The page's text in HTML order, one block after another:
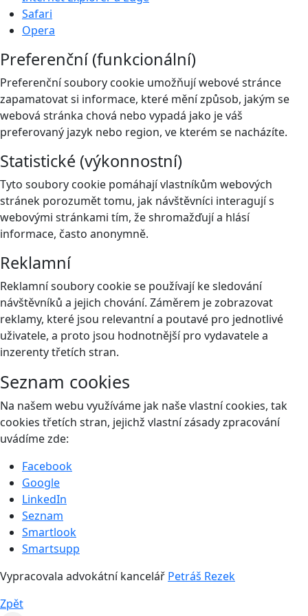
Safari
Opera
Preferenční (funkcionální)
Preferenční soubory cookie umožňují webové stránce
zapamatovat si informace, které mění způsob, jakým se
webová stránka chová nebo vypadá jako je váš
preferovaný jazyk nebo region, ve kterém se nacházíte.
Statistické (výkonnostní)
Tyto soubory cookie pomáhají vlastníkům webových
stránek porozumět tomu, jak návštěvníci interagují s
webovými stránkami tím, že shromažďují a hlásí
informace, často anonymně.
Reklamní
Reklamní soubory cookie se používají ke sledování
návštěvníků a jejich chování. Záměrem je zobrazovat
reklamy, které jsou relevantní a poutavé pro jednotlivé
uživatele, a proto jsou hodnotnější pro vydavatele a
inzerenty třetích stran.
Seznam cookies
Na našem webu využíváme jak naše vlastní cookies, tak
cookies třetích stran, jejichž vlastní zásady zpracování
uvádíme zde:
Facebook
Google
LinkedIn
Seznam
Smartlook
Smartsupp
Vypracovala advokátní kancelář Petráš Rezek
Zpět